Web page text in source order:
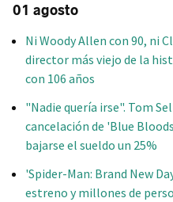
01 agosto
Ni Woody Allen con 90, ni
director más viejo de la
con 106 años
"Nadie quería irse". Tom
cancelación de 'Blue
bajarse el sueldo un 25%
'Spider-Man: Brand New
estreno y millones de